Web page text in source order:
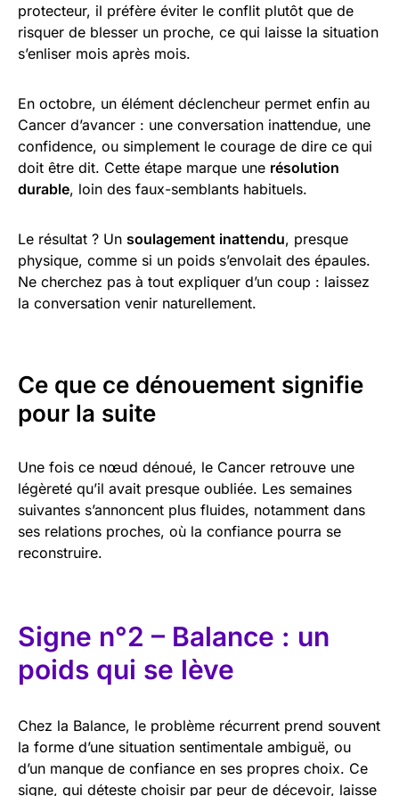
protecteur, il préfère éviter le conflit plutôt que de
risquer de blesser un proche, ce qui laisse la situation
s’enliser mois après mois.
En octobre, un élément déclencheur permet enfin au
Cancer d’avancer : une conversation inattendue, une
confidence, ou simplement le courage de dire ce qui
doit être dit. Cette étape marque une résolution
durable, loin des faux-semblants habituels.
Le résultat ? Un soulagement inattendu, presque
physique, comme si un poids s’envolait des épaules.
Ne cherchez pas à tout expliquer d’un coup : laissez
la conversation venir naturellement.
Ce que ce dénouement signifie
pour la suite
Une fois ce nœud dénoué, le Cancer retrouve une
légèreté qu’il avait presque oubliée. Les semaines
suivantes s’annoncent plus fluides, notamment dans
ses relations proches, où la confiance pourra se
reconstruire.
Signe n°2 – Balance : un
poids qui se lève
Chez la Balance, le problème récurrent prend souvent
la forme d’une situation sentimentale ambiguë, ou
d’un manque de confiance en ses propres choix. Ce
signe, qui déteste choisir par peur de décevoir, laisse